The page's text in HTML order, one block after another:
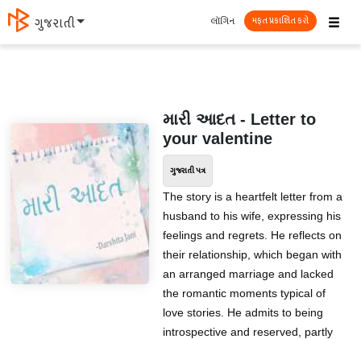
ગુજરાતી ☰
લૉગિન મફત પ્રકાશિત કરો
મારી આદત - Letter to
your valentine
ગુજરાતી પત્ર
The story is a heartfelt letter from a
husband to his wife, expressing his
feelings and regrets. He reflects on
their relationship, which began with
an arranged marriage and lacked
the romantic moments typical of
love stories. He admits to being
introspective and reserved, partly